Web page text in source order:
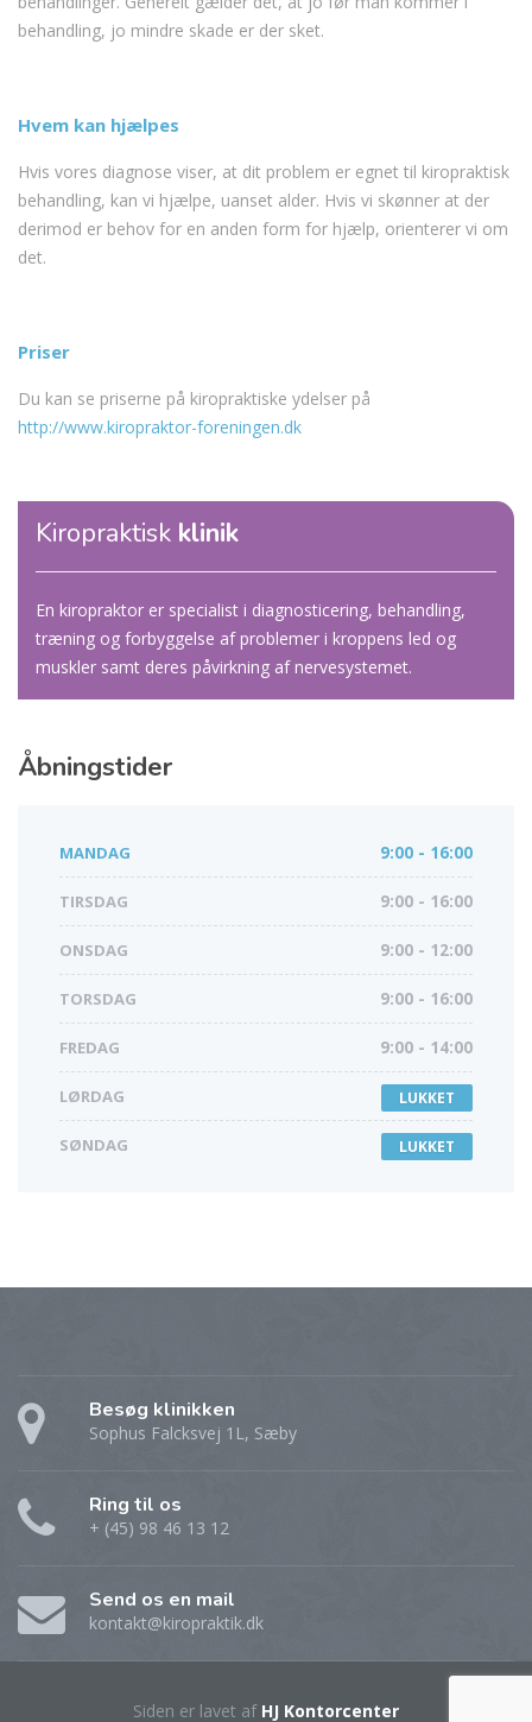
behandling, jo mindre skade er der sket.
Hvem kan hjælpes
Hvis vores diagnose viser, at dit problem er egnet til kiropraktisk
behandling, kan vi hjælpe, uanset alder. Hvis vi skønner at der
derimod er behov for en anden form for hjælp, orienterer vi om
det.
Priser
Du kan se priserne på kiropraktiske ydelser på
http://www.kiropraktor-foreningen.dk
Kiropraktisk klinik
En kiropraktor er specialist i diagnosticering, behandling,
træning og forbyggelse af problemer i kroppens led og
muskler samt deres påvirkning af nervesystemet.
Åbningstider
MANDAG 9:00 - 16:00
TIRSDAG 9:00 - 16:00
ONSDAG 9:00 - 12:00
TORSDAG 9:00 - 16:00
FREDAG 9:00 - 14:00
LØRDAG LUKKET
SØNDAG LUKKET
Besøg klinikken
Sophus Falcksvej 1L, Sæby
Ring til os
+ (45) 98 46 13 12
Send os en mail
kontakt@kiropraktik.dk
Siden er lavet af HJ Kontorcenter